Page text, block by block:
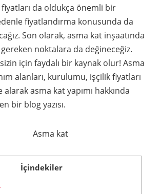
fiyatları da oldukça önemli bir
fiyatlandırma konusunda da
Son olarak, asma kat inşaatında
noktalara da değineceğiz.
sizin için faydalı bir kaynak olur! Asma
alanları, kurulumu, işçilik fiyatları
alarak asma kat yapımı hakkında
bir blog yazısı.
İçindekiler